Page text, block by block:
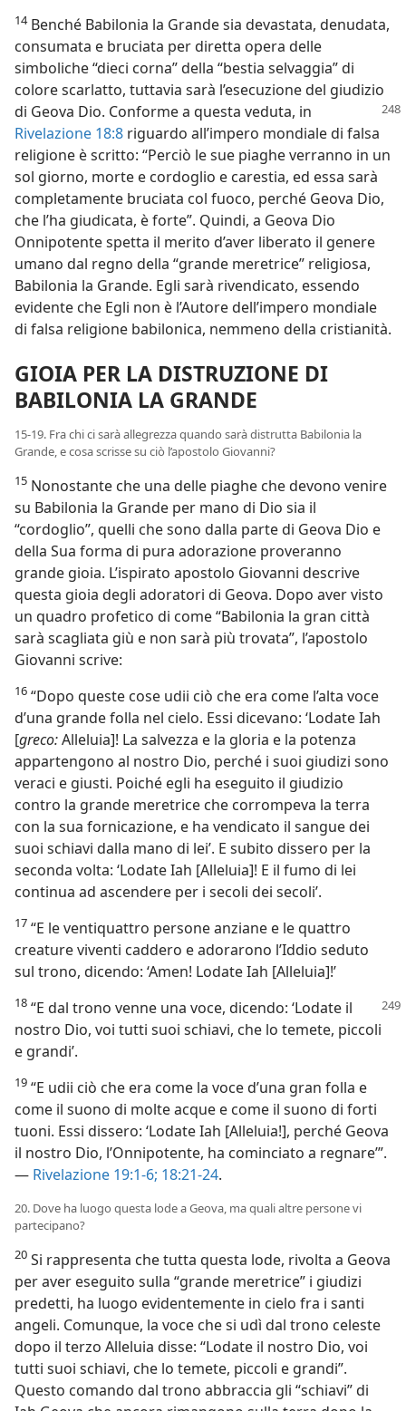
14Benché Babilonia la Grande sia devastata, denudata,
consumata e bruciata per diretta opera delle
simboliche “dieci corna” della “bestia selvaggia” di
colore scarlatto, tuttavia sarà l’esecuzione del giudizio
di Geova Dio. Conforme a questa veduta, in
Rivelazione 18:8 riguardo all’impero mondiale di falsa
religione è scritto: “Perciò le sue piaghe verranno in un
sol giorno, morte e cordoglio e carestia, ed essa sarà
completamente bruciata col fuoco, perché Geova Dio,
che l’ha giudicata, è forte”. Quindi, a Geova Dio
Onnipotente spetta il merito d’aver liberato il genere
umano dal regno della “grande meretrice” religiosa,
Babilonia la Grande. Egli sarà rivendicato, essendo
evidente che Egli non è l’Autore dell’impero mondiale
di falsa religione babilonica, nemmeno della cristianità.
GIOIA PER LA DISTRUZIONE DI
BABILONIA LA GRANDE
15-19. Fra chi ci sarà allegrezza quando sarà distrutta Babilonia la
Grande, e cosa scrisse su ciò l’apostolo Giovanni?
15 Nonostante che una delle piaghe che devono venire
su Babilonia la Grande per mano di Dio sia il
“cordoglio”, quelli che sono dalla parte di Geova Dio e
della Sua forma di pura adorazione proveranno
grande gioia. L’ispirato apostolo Giovanni descrive
questa gioia degli adoratori di Geova. Dopo aver visto
un quadro profetico di come “Babilonia la gran città
sarà scagliata giù e non sarà più trovata”, l’apostolo
Giovanni scrive:
16 “Dopo queste cose udii ciò che era come l’alta voce
d’una grande folla nel cielo. Essi dicevano: ‘Lodate Iah
[greco:Alleluia]! La salvezza e la gloria e la potenza
appartengono al nostro Dio, perché i suoi giudizi sono
veraci e giusti. Poiché egli ha eseguito il giudizio
contro la grande meretrice che corrompeva la terra
con la sua fornicazione, e ha vendicato il sangue dei
suoi schiavi dalla mano di lei’. E subito dissero per la
seconda volta: ‘Lodate Iah [Alleluia]! E il fumo di lei
continua ad ascendere per i secoli dei secoli’.
17 “E le ventiquattro persone anziane e le quattro
creature viventi caddero e adorarono l’Iddio seduto
sul trono, dicendo: ‘Amen! Lodate Iah [Alleluia]!’
18 “E dal trono venne una voce, dicendo: ‘Lodate il
nostro Dio, voi tutti suoi schiavi, che lo temete, piccoli
e grandi’.
19 “E udii ciò che era come la voce d’una gran folla e
come il suono di molte acque e come il suono di forti
tuoni. Essi dissero: ‘Lodate Iah [Alleluia!], perché Geova
il nostro Dio, l’Onnipotente, ha cominciato a regnare’”.
— Rivelazione 19:1-6; 18:21-24.
20. Dove ha luogo questa lode a Geova, ma quali altre persone vi
partecipano?
20 Si rappresenta che tutta questa lode, rivolta a Geova
per aver eseguito sulla “grande meretrice” i giudizi
predetti, ha luogo evidentemente in cielo fra i santi
angeli. Comunque, la voce che si udì dal trono celeste
dopo il terzo Alleluia disse: “Lodate il nostro Dio, voi
tutti suoi schiavi, che lo temete, piccoli e grandi”.
Questo comando dal trono abbraccia gli “schiavi” di